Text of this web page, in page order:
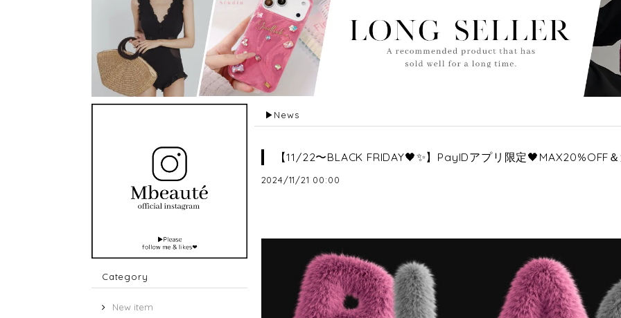
Category
New item
▶︎News
【11/22〜BLACK FRIDAY🖤✨】PayIDアプリ限定🖤MAX20%OFF
2024/11/21 00:00